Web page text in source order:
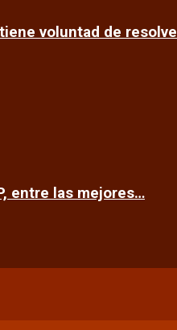
voluntad de
entre las mejores…